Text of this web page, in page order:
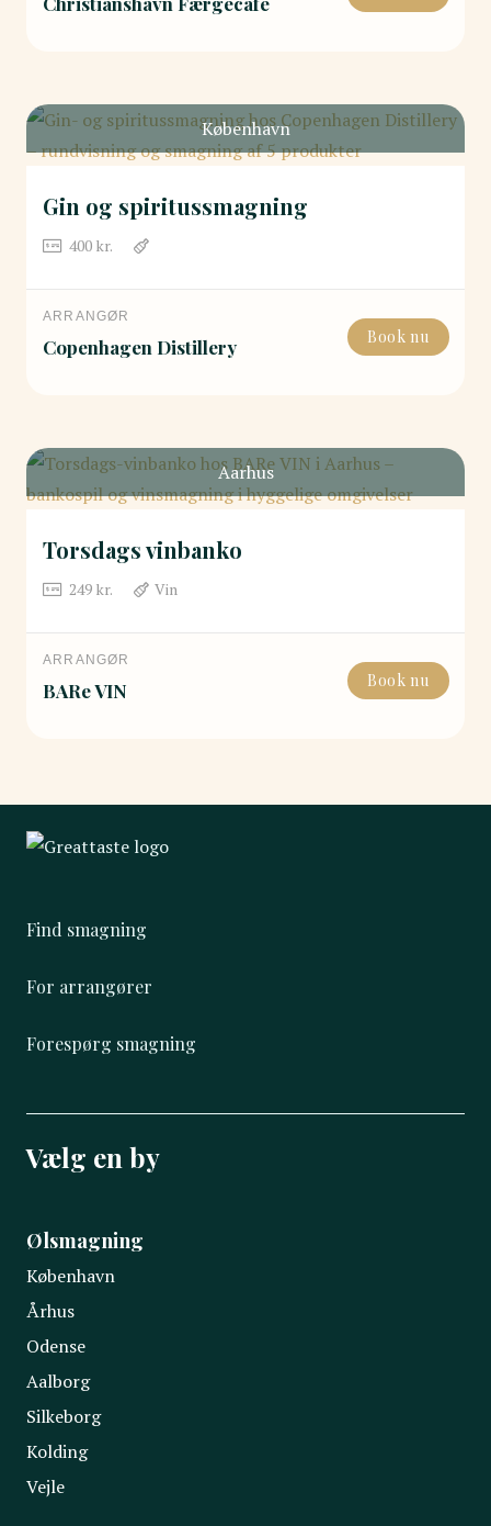
København
Gin og spiritussmagning
400kr.
ARRANGØR
Copenhagen Distillery Book nu
Aarhus
Torsdags vinbanko
249kr. Vin
ARRANGØR
BARe VIN Book nu
Find smagning
For arrangører
Forespørg smagning
Vælg en by
Ølsmagning
København
Århus
Odense
Aalborg
Silkeborg
Kolding
Vejle